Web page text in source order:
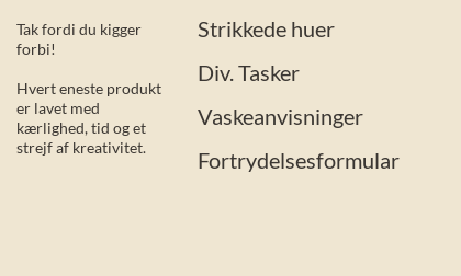
Tak fordi du kigger
forbi!
Hvert eneste produkt
er lavet med
kærlighed, tid og et
strejf af kreativitet.
Strikkede huer
Div. Tasker
Vaskeanvisninger
Fortrydelsesformular